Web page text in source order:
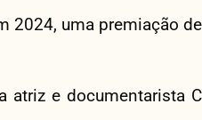
2024, uma premiação
atriz e documentarista